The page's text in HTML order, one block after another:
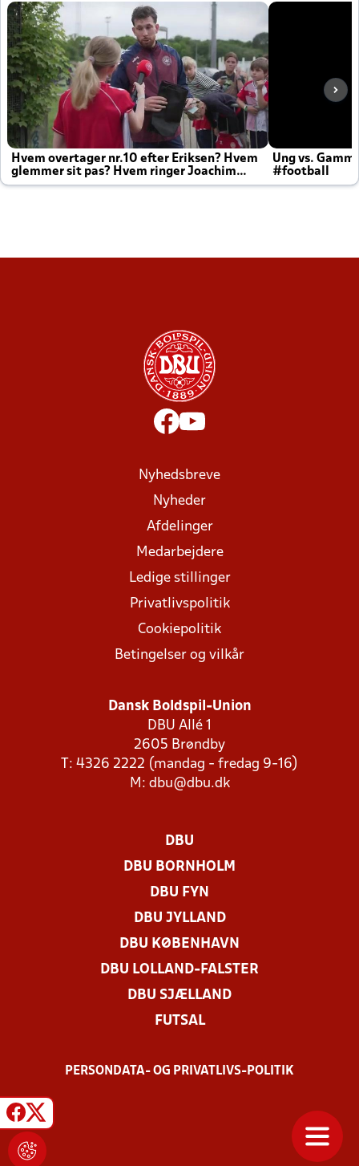
Hvem overtager nr.10 efter Eriksen? Hvem
glemmer sit pas? Hvem ringer Joachim
altid til efter kampe?
Ung vs.
#football
Nyhedsbreve
Nyheder
Afdelinger
Medarbejdere
Ledige stillinger
Privatlivspolitik
Cookiepolitik
Betingelser og vilkår
Dansk Boldspil-Union
DBU Allé 1
2605 Brøndby
T: 4326 2222 (mandag - fredag 9-16)
M: dbu@dbu.dk
DBU
DBU BORNHOLM
DBU FYN
DBU JYLLAND
DBU KØBENHAVN
DBU LOLLAND-FALSTER
DBU SJÆLLAND
FUTSAL
PERSONDATA- OG PRIVATLIVS-POLITIK